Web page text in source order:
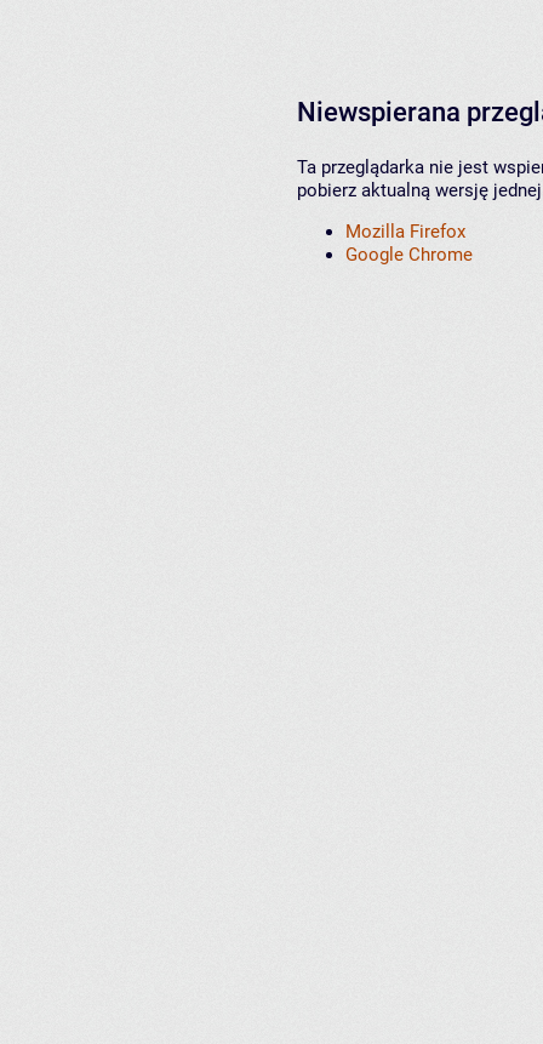
Niewspierana
Ta przeglądarka nie jest
pobierz aktualną wersję
Mozilla Firefox
Google Chrome